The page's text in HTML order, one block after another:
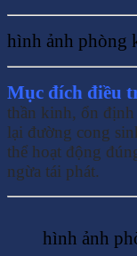
hình ảnh phòng
Mục đích điều
thần kinh, ổn định
lại đường cong
thể hoạt động
ngừa tái phát.
hình ảnh